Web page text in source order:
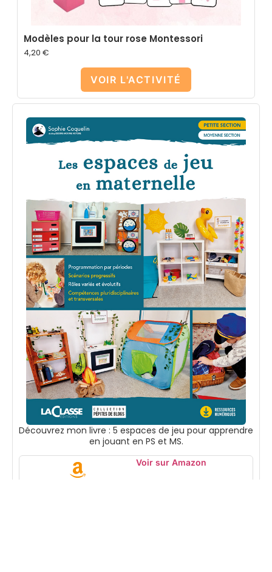
Modèles pour la tour rose Montessori
4,20 €
VOIR L'ACTIVITÉ
Découvrez mon livre : 5 espaces de jeu pour apprendre
en jouant en PS et MS.
Voir sur Amazon